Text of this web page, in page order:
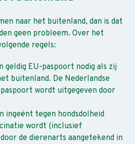
naar het buitenland, dan is dat
geen probleem. Over het
regels:
geldig EU-paspoort nodig als zij
buitenland. De Nederlandse
wordt uitgegeven door
ingeënt tegen hondsdolheid
wordt (inclusief
de dierenarts aangetekend in